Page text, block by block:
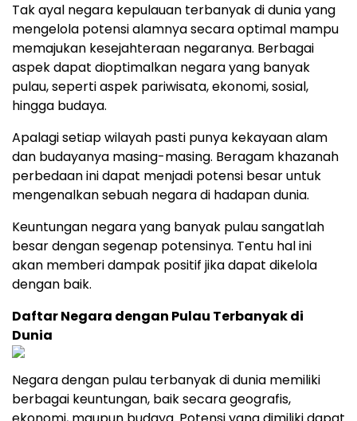
Tak ayal negara kepulauan terbanyak di dunia yang
mengelola potensi alamnya secara optimal mampu
memajukan kesejahteraan negaranya. Berbagai
aspek dapat dioptimalkan negara yang banyak
pulau, seperti aspek pariwisata, ekonomi, sosial,
hingga budaya.
Apalagi setiap wilayah pasti punya kekayaan alam
dan budayanya masing-masing. Beragam khazanah
perbedaan ini dapat menjadi potensi besar untuk
mengenalkan sebuah negara di hadapan dunia.
Keuntungan negara yang banyak pulau sangatlah
besar dengan segenap potensinya. Tentu hal ini
akan memberi dampak positif jika dapat dikelola
dengan baik.
Daftar Negara dengan Pulau Terbanyak di
Dunia
Negara dengan pulau terbanyak di dunia memiliki
berbagai keuntungan, baik secara geografis,